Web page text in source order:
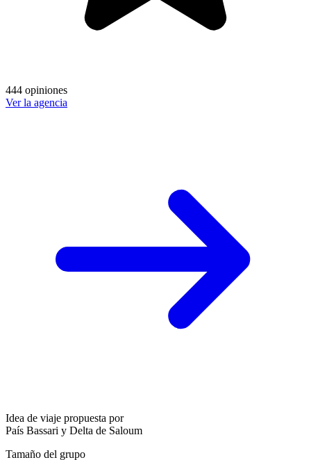
444 opiniones
Ver la agencia
Idea de viaje propuesta por
País Bassari y Delta de Saloum
Tamaño del grupo